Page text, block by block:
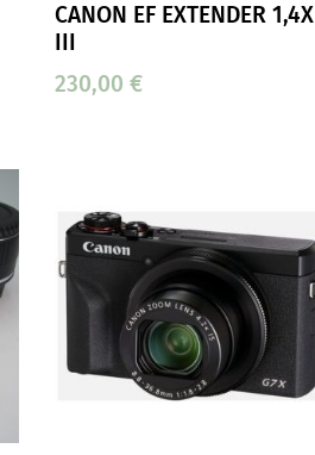
CANON EF EXTENDER 1,4X
III
230,00€